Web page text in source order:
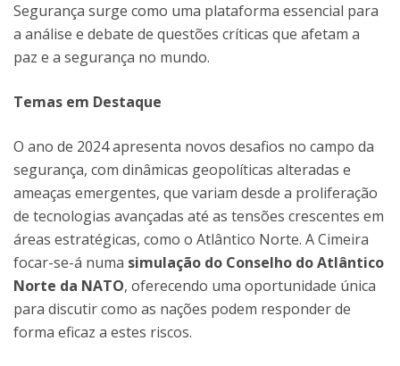
Segurança surge como uma plataforma essencial para
a análise e debate de questões críticas que afetam a
paz e a segurança no mundo.
Temas em Destaque
O ano de 2024 apresenta novos desafios no campo da
segurança, com dinâmicas geopolíticas alteradas e
ameaças emergentes, que variam desde a proliferação
de tecnologias avançadas até as tensões crescentes em
áreas estratégicas, como o Atlântico Norte. A Cimeira
focar-se-á numa simulação do Conselho do Atlântico
Norte da NATO, oferecendo uma oportunidade única
para discutir como as nações podem responder de
forma eficaz a estes riscos.